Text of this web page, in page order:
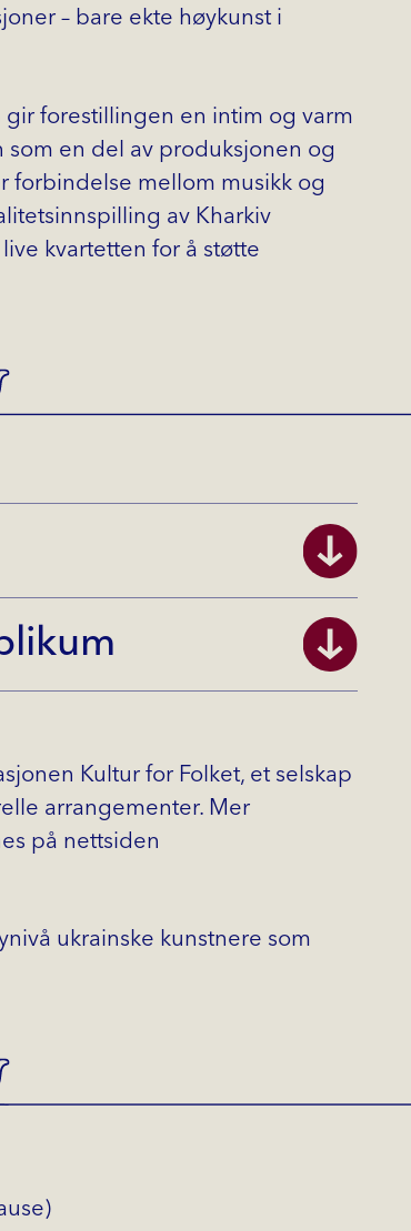
– bare ekte høykunst i
gir forestillingen en intim og varm
en del av produksjonen og
forbindelse mellom musikk og
av Kharkiv
kvartetten for å støtte
Kultur for Folket, et selskap
arrangementer. Mer
på nettsiden
ukrainske kunstnere som